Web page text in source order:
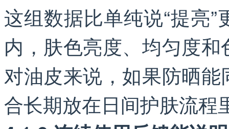
这组数据比单纯说“提亮
内，肤色亮度、均匀度
对油皮来说，如果防晒
合长期放在日间护肤流程